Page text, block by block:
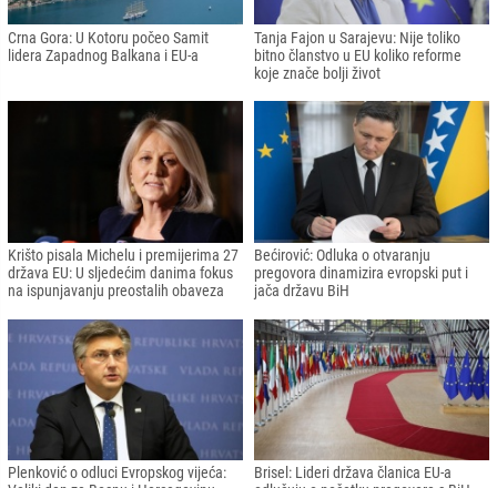
Crna Gora: U Kotoru počeo Samit
lidera Zapadnog Balkana i EU-a
Tanja Fajon u Sarajevu: Nije toliko
bitno članstvo u EU koliko reforme
koje znače bolji život
Krišto pisala Michelu i premijerima 27
država EU: U sljedećim danima fokus
na ispunjavanju preostalih obaveza
Bećirović: Odluka o otvaranju
pregovora dinamizira evropski put i
jača državu BiH
Plenković o odluci Evropskog vijeća:
Brisel: Lideri država članica EU-a